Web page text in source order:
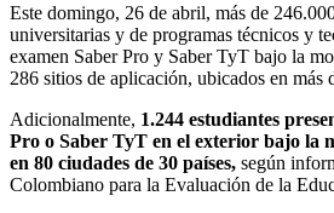
Este domingo, 26 de abril, más de
universitarias y de programas técnicos y
examen Saber Pro y Saber TyT bajo la
286 sitios de aplicación, ubicados en más
Adicionalmente, 1.244 estudiantes
Pro o Saber TyT en el exterior bajo la
en 80 ciudades de 30 países, según
Colombiano para la Evaluación de la